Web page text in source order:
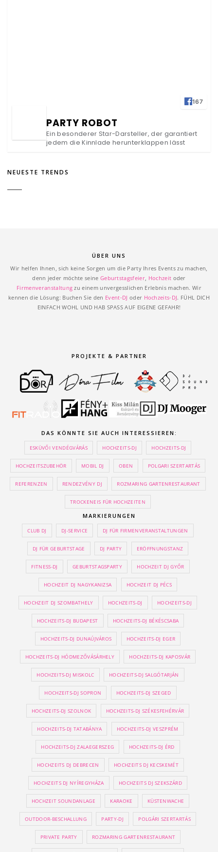
167
PARTY ROBOT
Ein besonderer Star-Darsteller, der garantiert
jedem die Kinnlade herunterklappen lässt
NEUESTE TRENDS
ÜBER UNS
Wir helfen Ihnen, sich keine Sorgen um die Party Ihres Events zu machen,
denn jeder möchte seine Geburtstagsfeier, Hochzeit oder
Firmenveranstaltung zu einem unvergesslichen Erlebnis machen. Wir
kennen die Lösung: Buchen Sie den Event-DJ oder Hochzeits-DJ. FÜHL DICH
EINFACH WOHL UND HAB SPASS AUF EIGENE GEFAHR!
PROJEKTE & PARTNER
DAS KÖNNTE SIE AUCH INTERESSIEREN:
ESKÜVŐI VENDÉGVÁRÁS HOCHZEITS-DJ HOCHZEITS-DJ
HOCHZEITSZUBEHÖR MOBIL DJ OBEN POLGARI SZERTARTÁS
REFERENZEN RENDEZVÉNY DJ ROZMARING GARTENRESTAURANT
TROCKENEIS FÜR HOCHZEITEN
MARKIERUNGEN
CLUB DJ DJ-SERVICE DJ FÜR FIRMENVERANSTALTUNGEN
DJ FÜR GEBURTSTAGE DJ PARTY ERÖFFNUNGSTANZ
FITNESS-DJ GEBURTSTAGSPARTY HOCHZEIT DJ GYŐR
HOCHZEIT DJ NAGYKANIZSA HOCHZEIT DJ PÉCS
HOCHZEIT DJ SZOMBATHELY HOCHZEITS-DJ HOCHZEITS-DJ
HOCHZEITS-DJ BUDAPEST HOCHZEITS-DJ BÉKÉSCSABA
HOCHZEITS-DJ DUNAÚJVÁROS HOCHZEITS-DJ EGER
HOCHZEITS-DJ HÓDMEZŐVÁSÁRHELY HOCHZEITS-DJ KAPOSVÁR
HOCHZEITS-DJ MISKOLC HOCHZEITS-DJ SALGÓTARJÁN
HOCHZEITS-DJ SOPRON HOCHZEITS-DJ SZEGED
HOCHZEITS-DJ SZOLNOK HOCHZEITS-DJ SZÉKESFEHÉRVÁR
HOCHZEITS-DJ TATABÁNYA HOCHZEITS-DJ VESZPRÉM
HOCHZEITS-DJ ZALAEGERSZEG HOCHZEITS-DJ ÉRD
HOCHZEITS DJ DEBRECEN HOCHZEITS DJ KECSKEMÉT
HOCHZEITS DJ NYÍREGYHÁZA HOCHZEITS DJ SZEKSZÁRD
HOCHZEIT SOUNDANLAGE KARAOKE KÜSTENWACHE
OUTDOOR-BESCHALLUNG PARTY-DJ POLGÁRI SZERTARTÁS
PRIVATE PARTY ROZMARING GARTENRESTAURANT